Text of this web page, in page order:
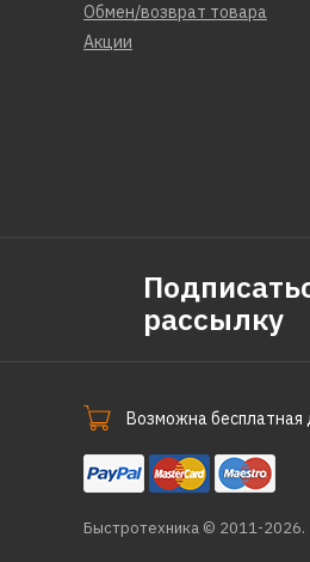
Обмен/возврат товара
Акции
рассылку
Возможна
Быстротехника © 2011-2026.